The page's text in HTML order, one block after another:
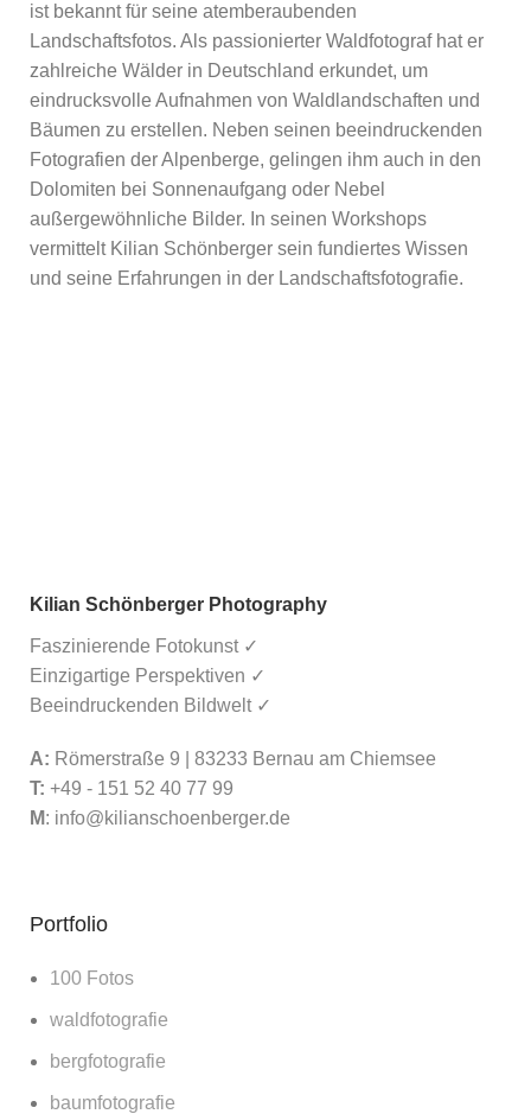
ist bekannt für seine atemberaubenden
Landschaftsfotos. Als passionierter Waldfotograf hat er
zahlreiche Wälder in Deutschland erkundet, um
eindrucksvolle Aufnahmen von Waldlandschaften und
Bäumen zu erstellen. Neben seinen beeindruckenden
Fotografien der Alpenberge, gelingen ihm auch in den
Dolomiten bei Sonnenaufgang oder Nebel
außergewöhnliche Bilder. In seinen Workshops
vermittelt Kilian Schönberger sein fundiertes Wissen
und seine Erfahrungen in der Landschaftsfotografie.
Kilian Schönberger Photography
Faszinierende Fotokunst ✓
Einzigartige Perspektiven ✓
Beeindruckenden Bildwelt ✓
A: Römerstraße 9 | 83233 Bernau am Chiemsee
T: +49 - 151 52 40 77 99
M: info@kilianschoenberger.de
Portfolio
100 Fotos
waldfotografie
bergfotografie
baumfotografie